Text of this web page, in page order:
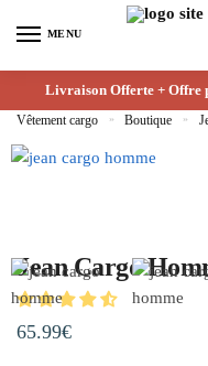
MENU
Livraison Offerte + Offre
Vêtement cargo » Boutique »
Jean Cargo
65.99€